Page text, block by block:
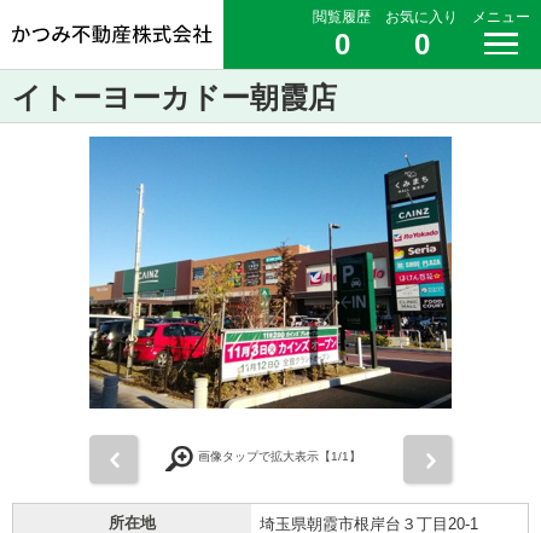
閲覧履歴
0
お気に入り
0
メニュー
イトーヨーカドー朝霞店
画像タップで拡大表示【1/1】
所在地 埼玉県朝霞市根岸台３丁目20-1